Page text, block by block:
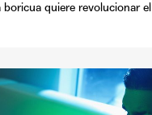
boricua quiere revolucionar